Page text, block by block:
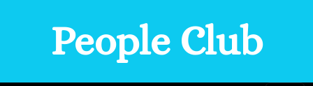
People Club